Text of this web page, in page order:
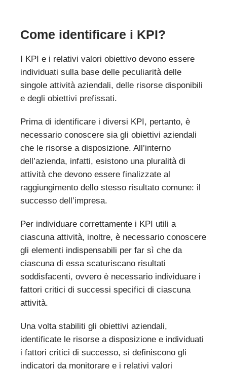
Come identificare i KPI?
I KPI e i relativi valori obiettivo devono essere
individuati sulla base delle peculiarità delle
singole attività aziendali, delle risorse disponibili
e degli obiettivi prefissati.
Prima di identificare i diversi KPI, pertanto, è
necessario conoscere sia gli obiettivi aziendali
che le risorse a disposizione. All’interno
dell’azienda, infatti, esistono una pluralità di
attività che devono essere finalizzate al
raggiungimento dello stesso risultato comune: il
successo dell’impresa.
Per individuare correttamente i KPI utili a
ciascuna attività, inoltre, è necessario conoscere
gli elementi indispensabili per far sì che da
ciascuna di essa scaturiscano risultati
soddisfacenti, ovvero è necessario individuare i
fattori critici di successi specifici di ciascuna
attività.
Una volta stabiliti gli obiettivi aziendali,
identificate le risorse a disposizione e individuati
i fattori critici di successo, si definiscono gli
indicatori da monitorare e i relativi valori